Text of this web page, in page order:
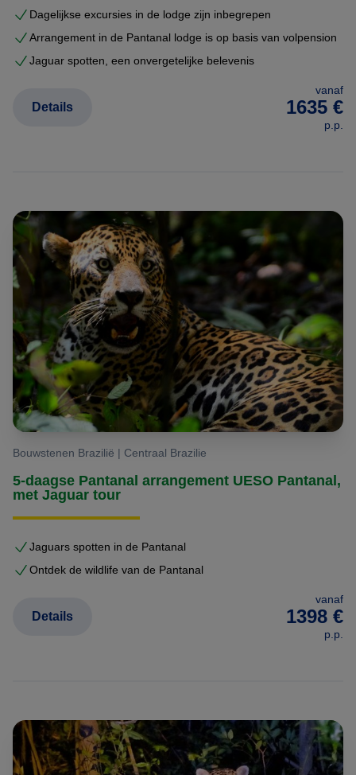
Dagelijkse excursies in de lodge zijn inbegrepen
Arrangement in de Pantanal lodge is op basis van volpension
Jaguar spotten, een onvergetelijke belevenis
vanaf
1635 €
p.p.
Details
Bouwstenen Brazilië | Centraal Brazilie
5-daagse Pantanal arrangement UESO Pantanal,
met Jaguar tour
Jaguars spotten in de Pantanal
Ontdek de wildlife van de Pantanal
vanaf
1398 €
p.p.
Details